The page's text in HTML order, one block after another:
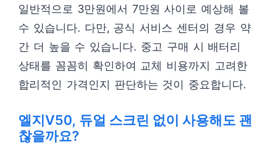
일반적으로 3만원에서 7만원 사이로 예상해 볼
수 있습니다. 다만, 공식 서비스 센터의 경우 약
간 더 높을 수 있습니다. 중고 구매 시 배터리
상태를 꼼꼼히 확인하여 교체 비용까지 고려한
합리적인 가격인지 판단하는 것이 중요합니다.
엘지V50, 듀얼 스크린 없이 사용해도 괜
찮을까요?